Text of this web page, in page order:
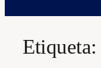
Etiqueta: